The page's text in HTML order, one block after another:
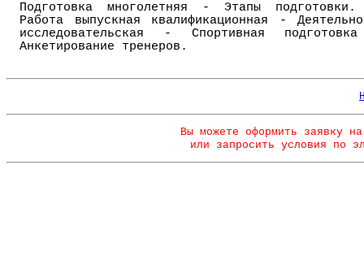
Подготовка многолетняя - Этапы
Работа выпускная квалификационная -
исследовательская - Спортивная
Анкетирование тренеров.
Вы можете оформить заявку
или запросить условия по